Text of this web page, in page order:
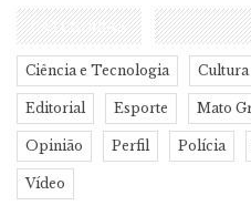
CATEGORIAS
Ciência e Tecnologia Cultura
Editorial Esporte Mato
Opinião Perfil Polícia
Vídeo